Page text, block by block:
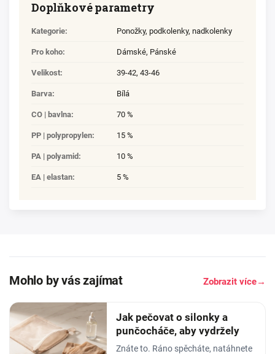
Doplňkové parametry
Kategorie: Ponožky, podkolenky, nadkolenky
Pro koho: Dámské, Pánské
Velikost: 39-42, 43-46
Barva: Bílá
CO | bavlna: 70 %
PP | polypropylen: 15 %
PA | polyamid : 10 %
EA | elastan: 5 %
Mohlo by vás zajímat Zobrazit více→
Jak pečovat o silonky a
punčocháče, aby vydržely
Znáte to. Ráno spěcháte, natáhnete